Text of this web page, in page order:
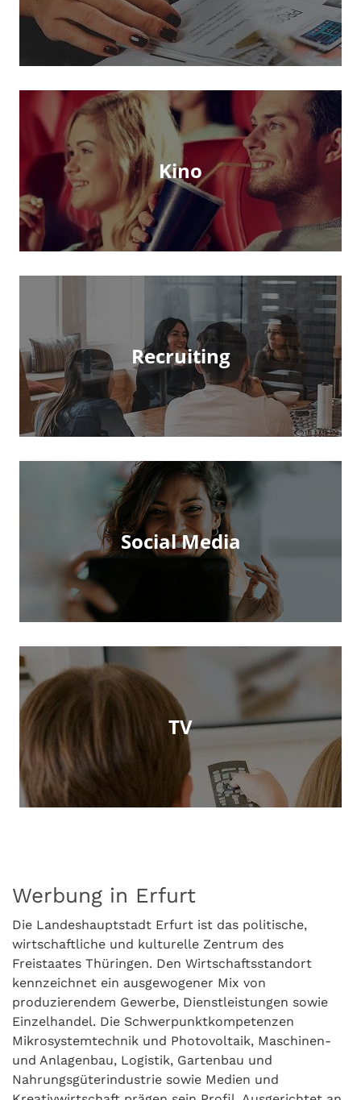
Kino
Recruiting
Social Media
TV
Werbung in Erfurt
Die Landeshauptstadt Erfurt ist das politische,
wirtschaftliche und kulturelle Zentrum des
Freistaates Thüringen. Den Wirtschaftsstandort
kennzeichnet ein ausgewogener Mix von
produzierendem Gewerbe, Dienstleistungen sowie
Einzelhandel. Die Schwerpunktkompetenzen
Mikrosystemtechnik und Photovoltaik, Maschinen-
und Anlagenbau, Logistik, Gartenbau und
Nahrungsgüterindustrie sowie Medien und